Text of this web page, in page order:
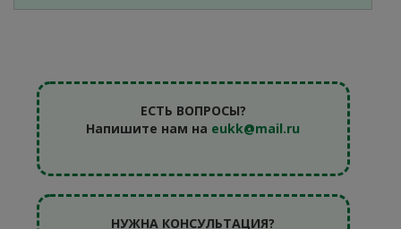
ЕСТЬ ВОПРОСЫ?
Напишите нам на eukk@mail.ru
НУЖНА КОНСУЛЬТАЦИЯ?